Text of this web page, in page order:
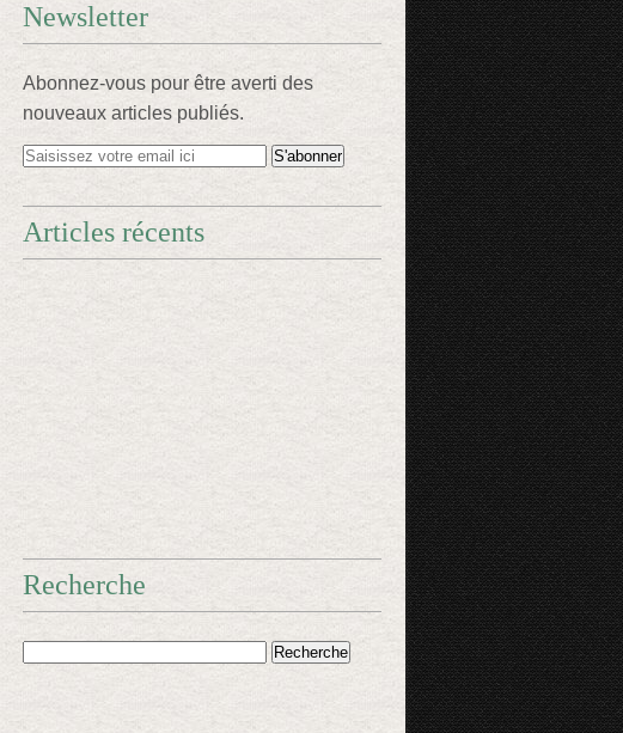
Newsletter
Abonnez-vous pour être averti des
nouveaux articles publiés.
Articles récents
Recherche